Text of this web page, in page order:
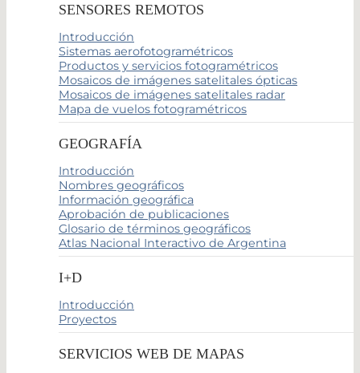
SENSORES REMOTOS
Introducción
Sistemas aerofotogramétricos
Productos y servicios fotogramétricos
Mosaicos de imágenes satelitales ópticas
Mosaicos de imágenes satelitales radar
Mapa de vuelos fotogramétricos
GEOGRAFÍA
Introducción
Nombres geográficos
Información geográfica
Aprobación de publicaciones
Glosario de términos geográficos
Atlas Nacional Interactivo de Argentina
I+D
Introducción
Proyectos
SERVICIOS WEB DE MAPAS